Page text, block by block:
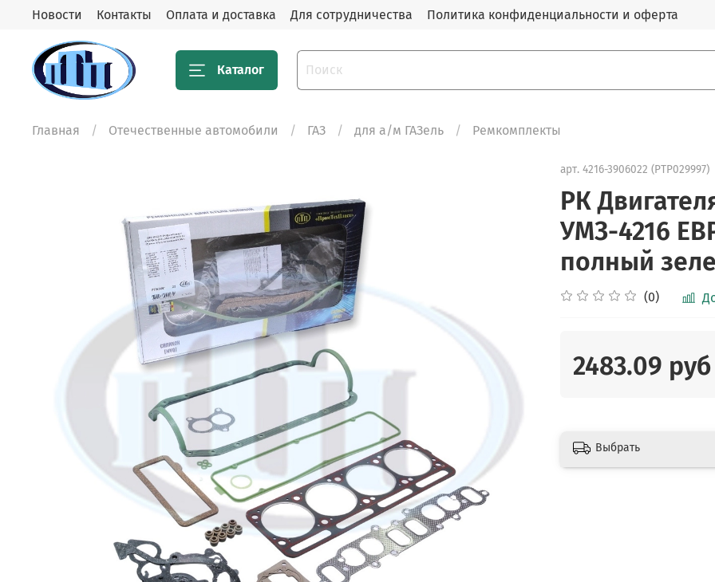
Новости Контакты Оплата и доставка Для сотрудничества Политика конфиденциальности и оферта
Каталог
Главная Отечественные автомобили ГАЗ для а/м ГАЗель Ремкомплекты
арт. 4216-3906022 (PTP029997)
РК
УМЗ-4216
полный
(0)
2483.09 руб
Выбрать